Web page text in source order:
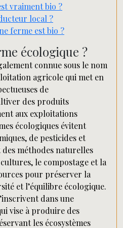
vraiment bio ?
local ?
ferme est bio ?
écologique ?
connue sous le nom
agricole qui met en
de
des produits
aux exploitations
écologiques évitent
de pesticides et
méthodes naturelles
le compostage et la
pour préserver la
et l’équilibre écologique.
dans une
vise à produire des
les écosystèmes